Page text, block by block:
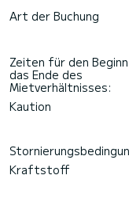
einem Rollgenua
folgender
Bugstrahlruder,
Um Informationen
bitte auf den Button
von SamBoat schickt
Art der Buchung
Zeiten für den
das Ende des
Mietverhältnisses:
Kaution
Kraftstoff